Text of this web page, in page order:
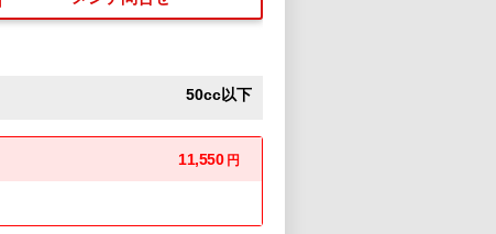
50cc以下
11,550 円